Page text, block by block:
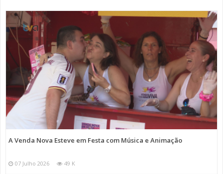
A Venda Nova Esteve em Festa com Música e Animação
07 Julho 2026 49 K